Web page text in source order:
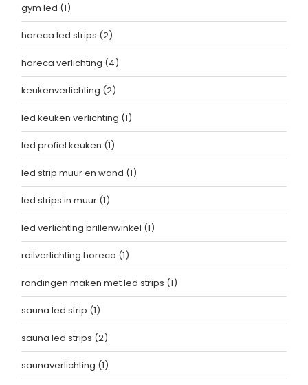
gym led (1)
horeca led strips (2)
horeca verlichting (4)
keukenverlichting (2)
led keuken verlichting (1)
led profiel keuken (1)
led strip muur en wand (1)
led strips in muur (1)
led verlichting brillenwinkel (1)
railverlichting horeca (1)
rondingen maken met led strips (1)
sauna led strip (1)
sauna led strips (2)
saunaverlichting (1)